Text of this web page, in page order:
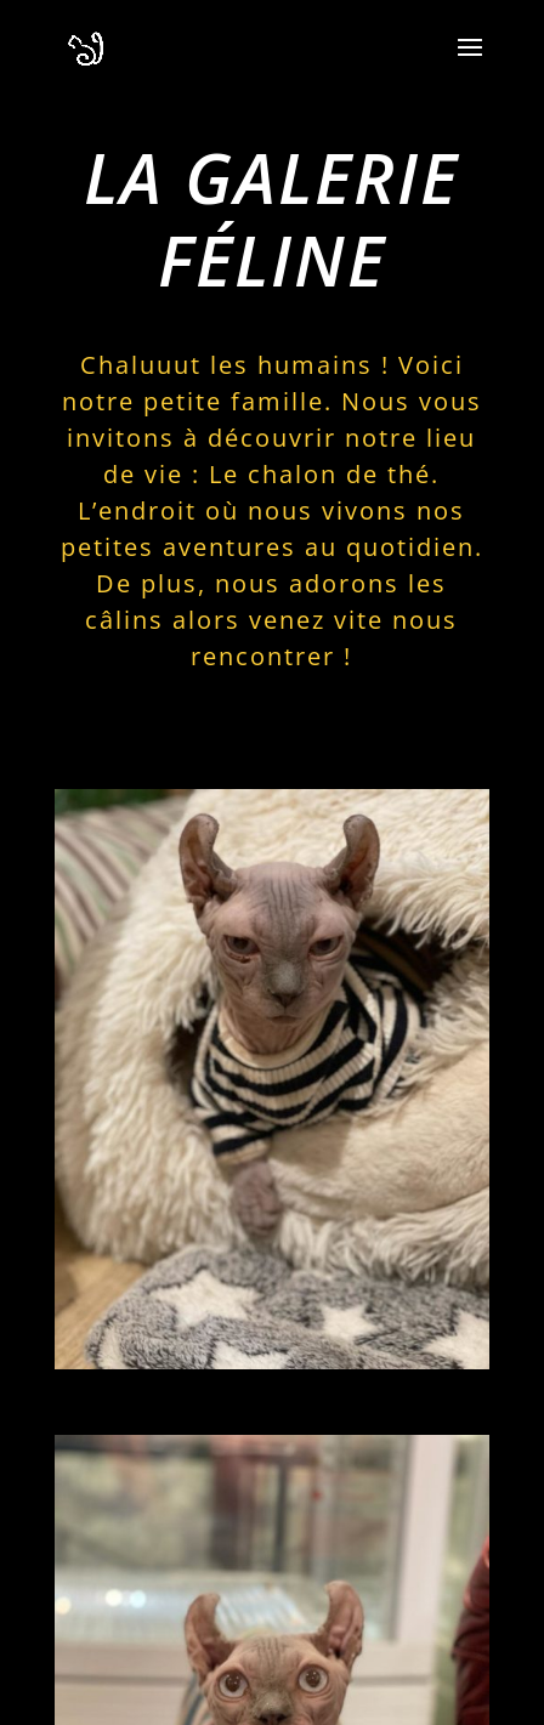
LA GALERIE
FÉLINE
Chaluuut les humains ! Voici
notre petite famille. Nous vous
invitons à découvrir notre lieu
de vie : Le chalon de thé.
L’endroit où nous vivons nos
petites aventures au quotidien.
De plus, nous adorons les
câlins alors venez vite nous
rencontrer !